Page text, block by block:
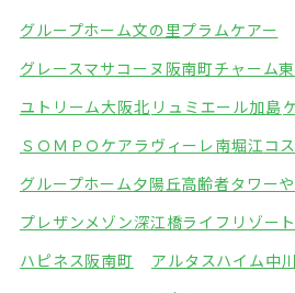
グループホーム文の里プラムケアー
グレースマサコーヌ阪南町チャーム
ユトリーム大阪北 リュミエール加島
ＳＯＭＰＯケアラヴィーレ南堀江コ
グループホーム夕陽丘高齢者タワーや
プレザンメゾン深江橋ライフリゾー
ハピネス阪南町
アルタスハイム中川